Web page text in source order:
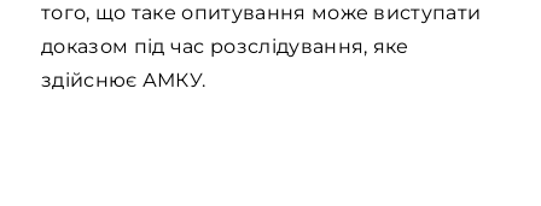
того, що таке опитування може виступати
доказом під час розслідування, яке
здійснює АМКУ.